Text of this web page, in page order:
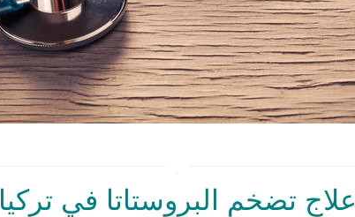
علاج تضخم البروستاتا في تركيا